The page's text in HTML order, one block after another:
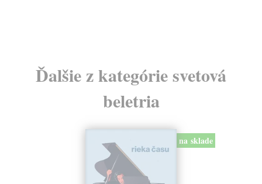
Ďalšie z kategórie svetová
beletria
na sklade